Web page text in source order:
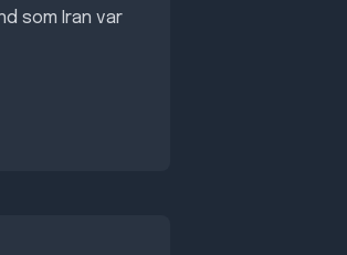
som Iran var